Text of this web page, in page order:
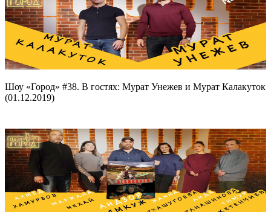
Шоу «Город» #38. В гостях: Мурат Унежев и Мурат Калакуток
(01.12.2019)